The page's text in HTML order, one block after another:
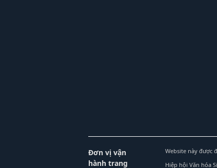
Đơn vị vận
hành trang
Website này được
Hiệp hội Văn hóa